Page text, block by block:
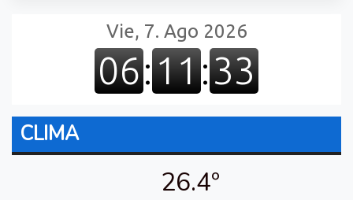
CLIMA
26.4º